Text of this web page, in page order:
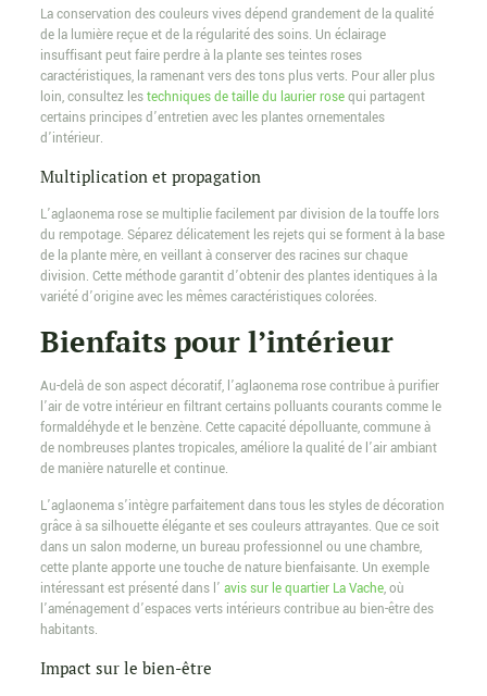
La conservation des couleurs vives dépend grandement de la qualité
de la lumière reçue et de la régularité des soins. Un éclairage
insuffisant peut faire perdre à la plante ses teintes roses
caractéristiques, la ramenant vers des tons plus verts. Pour aller plus
loin, consultez lestechniques de taille du laurier rosequi partagent
certains principes d’entretien avec les plantes ornementales
d’intérieur.
Multiplication et propagation
L’aglaonema rose se multiplie facilement par division de la touffe lors
du rempotage. Séparez délicatement les rejets qui se forment à la base
de la plante mère, en veillant à conserver des racines sur chaque
division. Cette méthode garantit d’obtenir des plantes identiques à la
variété d’origine avec les mêmes caractéristiques colorées.
Bienfaits pour l’intérieur
Au-delà de son aspect décoratif, l’aglaonema rose contribue à purifier
l’air de votre intérieur en filtrant certains polluants courants comme le
formaldéhyde et le benzène. Cette capacité dépolluante, commune à
de nombreuses plantes tropicales, améliore la qualité de l’air ambiant
de manière naturelle et continue.
L’aglaonema s’intègre parfaitement dans tous les styles de décoration
grâce à sa silhouette élégante et ses couleurs attrayantes. Que ce soit
dans un salon moderne, un bureau professionnel ou une chambre,
cette plante apporte une touche de nature bienfaisante. Un exemple
intéressant est présenté dans l’ avis sur le quartier La Vache, où
l’aménagement d’espaces verts intérieurs contribue au bien-être des
habitants.
Impact sur le bien-être